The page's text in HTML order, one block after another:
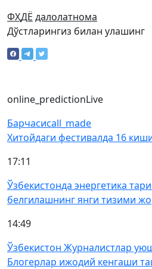
ФҲДЁ далолатнома
Дўстларингиз билан улашинг
online_predictionLive
Барчасиcall_made
Хитойдаги фестивалда 16
17:11
Ўзбекистонда энергетика
белгилашнинг янги тизими
14:49
Ўзбекистон Журналистлар
Блогерлар ижодий кенгаши